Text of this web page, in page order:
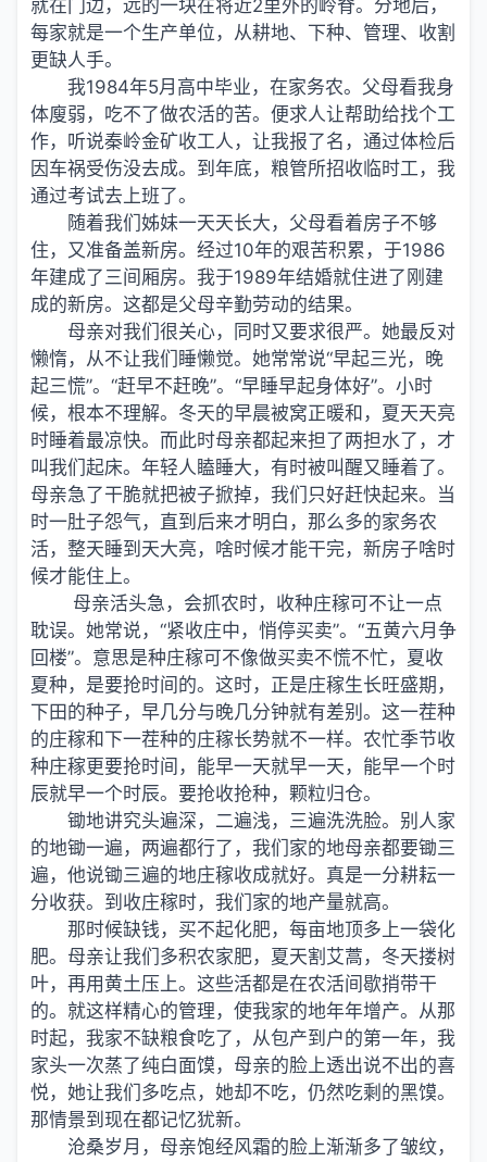
就在门边，远的一块在将近2里外的岭脊。分地后，
每家就是一个生产单位，从耕地、下种、管理、收割
更缺人手。
我1984年5月高中毕业，在家务农。父母看我身
体廋弱，吃不了做农活的苦。便求人让帮助给找个工
作，听说秦岭金矿收工人，让我报了名，通过体检后
因车祸受伤没去成。到年底，粮管所招收临时工，我
通过考试去上班了。
随着我们姊妹一天天长大，父母看着房子不够
住，又准备盖新房。经过10年的艰苦积累，于1986
年建成了三间厢房。我于1989年结婚就住进了刚建
成的新房。这都是父母辛勤劳动的结果。
母亲对我们很关心，同时又要求很严。她最反对
懒惰，从不让我们睡懒觉。她常常说“早起三光，晚
起三慌”。“赶早不赶晚”。“早睡早起身体好”。小时
候，根本不理解。冬天的早晨被窝正暖和，夏天天亮
时睡着最凉快。而此时母亲都起来担了两担水了，才
叫我们起床。年轻人瞌睡大，有时被叫醒又睡着了。
母亲急了干脆就把被子掀掉，我们只好赶快起来。当
时一肚子怨气，直到后来才明白，那么多的家务农
活，整天睡到天大亮，啥时候才能干完，新房子啥时
候才能住上。
母亲活头急，会抓农时，收种庄稼可不让一点
耽误。她常说，“紧收庄中，悄停买卖”。“五黄六月争
回楼”。意思是种庄稼可不像做买卖不慌不忙，夏收
夏种，是要抢时间的。这时，正是庄稼生长旺盛期，
下田的种子，早几分与晚几分钟就有差别。这一茬种
的庄稼和下一茬种的庄稼长势就不一样。农忙季节收
种庄稼更要抢时间，能早一天就早一天，能早一个时
辰就早一个时辰。要抢收抢种，颗粒归仓。
锄地讲究头遍深，二遍浅，三遍洗洗脸。别人家
的地锄一遍，两遍都行了，我们家的地母亲都要锄三
遍，他说锄三遍的地庄稼收成就好。真是一分耕耘一
分收获。到收庄稼时，我们家的地产量就高。
那时候缺钱，买不起化肥，每亩地顶多上一袋化
肥。母亲让我们多积农家肥，夏天割艾蒿，冬天搂树
叶，再用黄土压上。这些活都是在农活间歇捎带干
的。就这样精心的管理，使我家的地年年增产。从那
时起，我家不缺粮食吃了，从包产到户的第一年，我
家头一次蒸了纯白面馍，母亲的脸上透出说不出的喜
悦，她让我们多吃点，她却不吃，仍然吃剩的黑馍。
那情景到现在都记忆犹新。
沧桑岁月，母亲饱经风霜的脸上渐渐多了皱纹，